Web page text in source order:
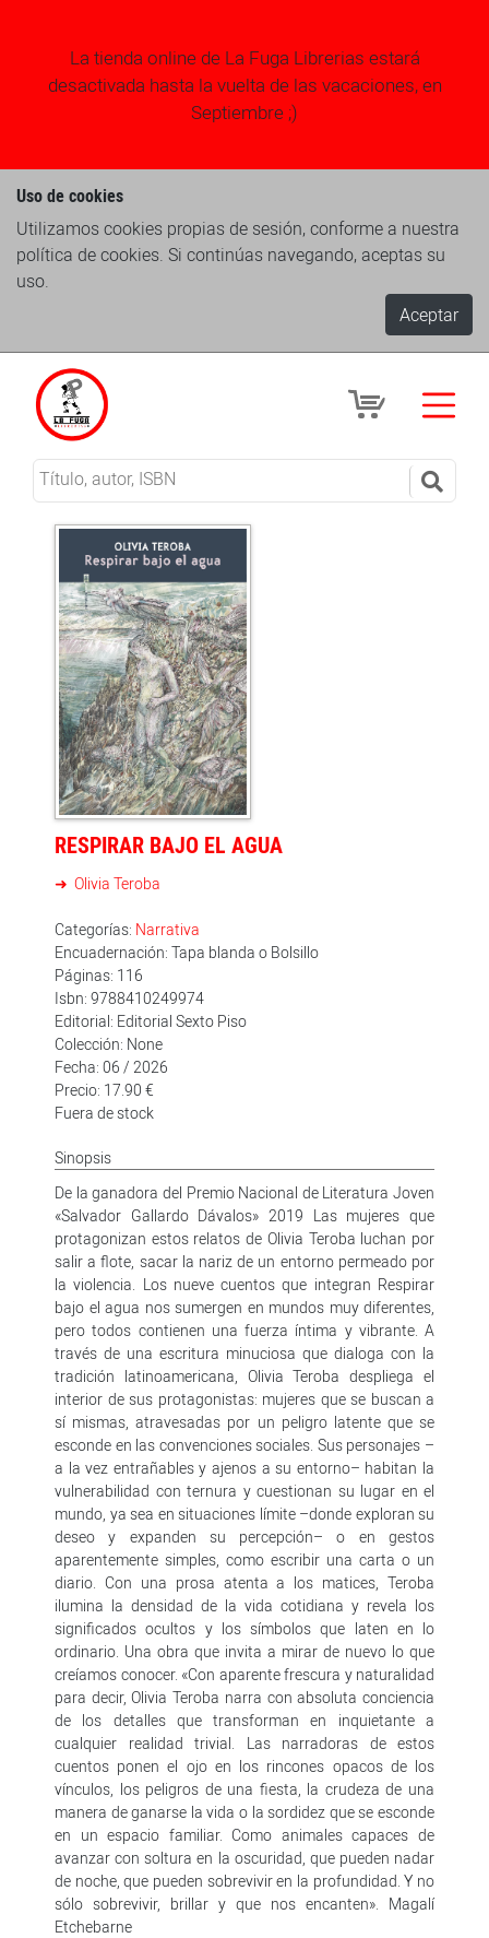
La tienda online de La Fuga Librerias estará
desactivada hasta la vuelta de las vacaciones, en
Septiembre ;)
Uso de cookies
Utilizamos cookies propias de sesión, conforme a nuestra
política de cookies. Si continúas navegando, aceptas su
uso.
Aceptar
RESPIRAR BAJO EL AGUA
Olivia Teroba
Categorías: Narrativa
Encuadernación: Tapa blanda o Bolsillo
Páginas: 116
Isbn: 9788410249974
Editorial: Editorial Sexto Piso
Colección: None
Fecha: 06 / 2026
Precio: 17.90 €
Fuera de stock
Sinopsis
De la ganadora del Premio Nacional de Literatura Joven
«Salvador Gallardo Dávalos» 2019 Las mujeres que
protagonizan estos relatos de Olivia Teroba luchan por
salir a flote, sacar la nariz de un entorno permeado por
la violencia. Los nueve cuentos que integran Respirar
bajo el agua nos sumergen en mundos muy diferentes,
pero todos contienen una fuerza íntima y vibrante. A
través de una escritura minuciosa que dialoga con la
tradición latinoamericana, Olivia Teroba despliega el
interior de sus protagonistas: mujeres que se buscan a
sí mismas, atravesadas por un peligro latente que se
esconde en las convenciones sociales. Sus personajes –
a la vez entrañables y ajenos a su entorno– habitan la
vulnerabilidad con ternura y cuestionan su lugar en el
mundo, ya sea en situaciones límite –donde exploran su
deseo y expanden su percepción– o en gestos
aparentemente simples, como escribir una carta o un
diario. Con una prosa atenta a los matices, Teroba
ilumina la densidad de la vida cotidiana y revela los
significados ocultos y los símbolos que laten en lo
ordinario. Una obra que invita a mirar de nuevo lo que
creíamos conocer. «Con aparente frescura y naturalidad
para decir, Olivia Teroba narra con absoluta conciencia
de los detalles que transforman en inquietante a
cualquier realidad trivial. Las narradoras de estos
cuentos ponen el ojo en los rincones opacos de los
vínculos, los peligros de una fiesta, la crudeza de una
manera de ganarse la vida o la sordidez que se esconde
en un espacio familiar. Como animales capaces de
avanzar con soltura en la oscuridad, que pueden nadar
de noche, que pueden sobrevivir en la profundidad. Y no
sólo sobrevivir, brillar y que nos encanten». Magalí
Etchebarne